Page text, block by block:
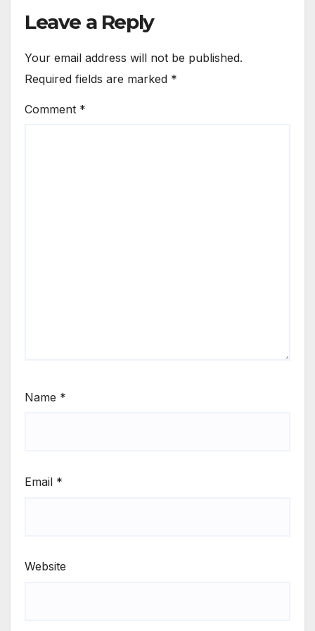
Leave a Reply
Your email address will not be published.
Required fields are marked *
Comment *
Name *
Email *
Website